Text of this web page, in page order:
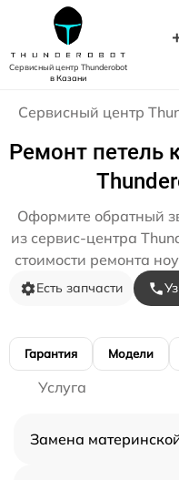
Сервисный центр Thunderobot
в Казани
Сервисный центр
Ремонт петель
Оформите обратный
из сервис-центра
стоимости ремонта
Есть запчасти
Гарантия Модели
Услуга
Замена